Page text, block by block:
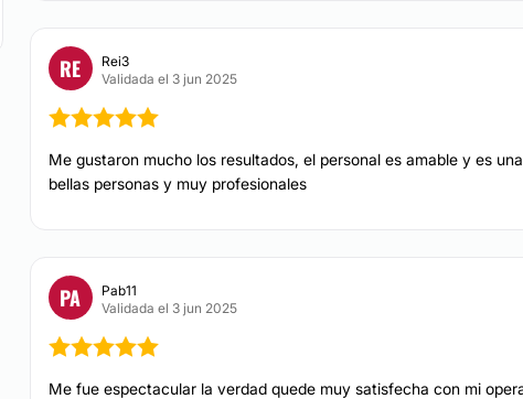
RE
Rei3
Validada el 3 jun 2025
Me gustaron mucho los resultados, el personal es amable y es
bellas personas y muy profesionales
PA
Pab11
Validada el 3 jun 2025
Me fue espectacular la verdad quede muy satisfecha con mi